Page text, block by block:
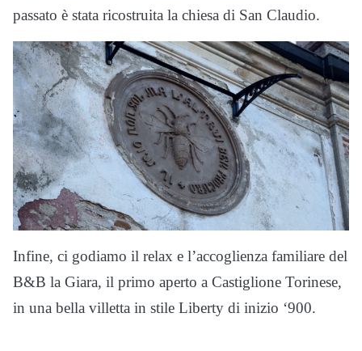
passato è stata ricostruita la chiesa di San Claudio.
Infine, ci godiamo il relax e l’accoglienza familiare del
B&B la Giara, il primo aperto a Castiglione Torinese,
in una bella villetta in stile Liberty di inizio ‘900.